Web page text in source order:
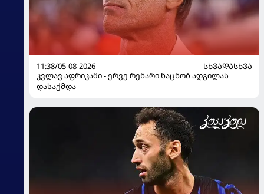
11:38/05-08-2026
ᲡᲮᲕᲐᲓᲐᲡᲮᲕᲐ
კვლავ აფრიკაში - ერვე რენარი ნაცნობ ადგილას
დასაქმდა